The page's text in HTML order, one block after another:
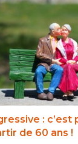
: c’est
de 60 ans !